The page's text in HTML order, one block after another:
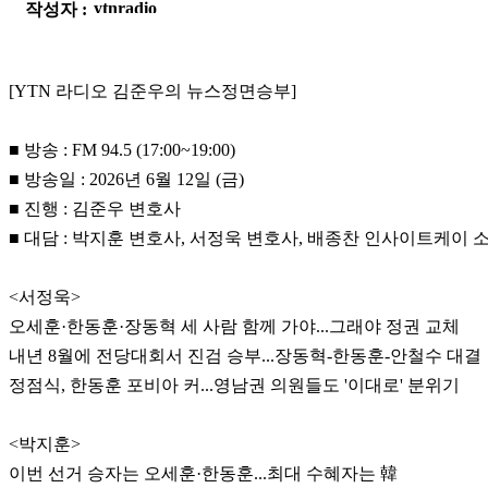
작성자 :
[YTN 라디오 김준우의 뉴스정면승부]
■ 방송 : FM 94.5 (17:00~19:00)
■ 방송일 : 2026년 6월 12일 (금)
■ 진행 : 김준우 변호사
■ 대담 : 박지훈 변호사, 서정욱 변호사, 배종찬 인사이트케이
<서정욱>
오세훈·한동훈·장동혁 세 사람 함께 가야...그래야 정권 교체
내년 8월에 전당대회서 진검 승부...장동혁-한동훈-안철수 대결
정점식, 한동훈 포비아 커...영남권 의원들도 '이대로' 분위기
<박지훈>
이번 선거 승자는 오세훈·한동훈...최대 수혜자는 韓